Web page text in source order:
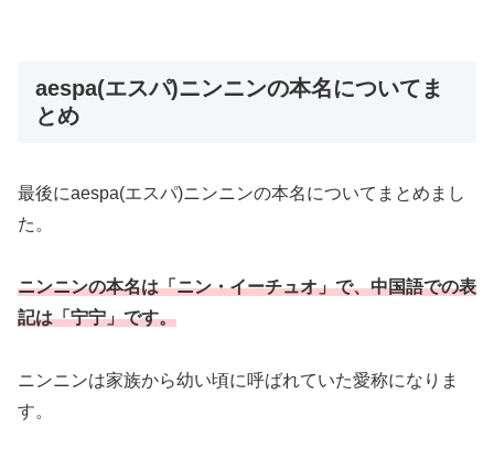
aespa(エスパ)ニンニンの本名についてま
とめ
最後にaespa(エスパ)ニンニンの本名についてまとめまし
た。
ニンニンの本名は「ニン・イーチュオ」で、中国語での表
記は「宁宁」です。
ニンニンは家族から幼い頃に呼ばれていた愛称になりま
す。